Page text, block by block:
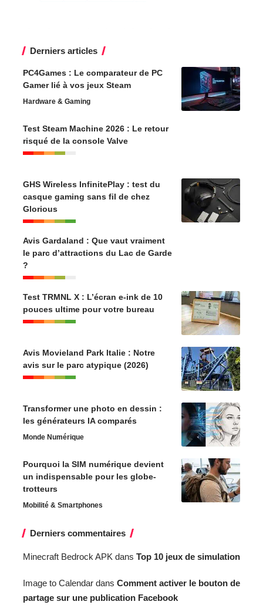
Derniers articles
PC4Games : Le comparateur de PC
Gamer lié à vos jeux Steam
Hardware & Gaming
Test Steam Machine 2026 : Le retour
risqué de la console Valve
GHS Wireless InfinitePlay : test du
casque gaming sans fil de chez
Glorious
Avis Gardaland : Que vaut vraiment
le parc d’attractions du Lac de Garde
?
Test TRMNL X : L’écran e-ink de 10
pouces ultime pour votre bureau
Avis Movieland Park Italie : Notre
avis sur le parc atypique (2026)
Transformer une photo en dessin :
les générateurs IA comparés
Monde Numérique
Pourquoi la SIM numérique devient
un indispensable pour les globe-
trotteurs
Mobilité & Smartphones
Derniers commentaires
Minecraft Bedrock APK dans Top 10 jeux de simulation
Image to Calendar dans Comment activer le bouton de
partage sur une publication Facebook